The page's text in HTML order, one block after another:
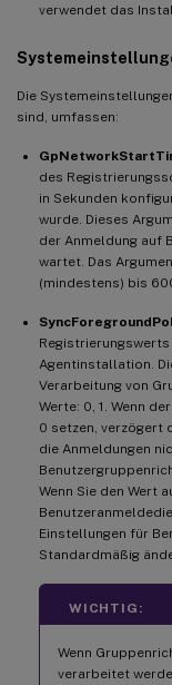
verwendet das
Die
sind, umfassen:
des
in Sekunden
wurde. Dieses
der Anmeldung auf
wartet. Das
(mindestens) bis
Agentinstallation.
Verarbeitung von
Werte: 0, 1. Wenn
0 setzen, verzögert
die Anmeldungen
Wenn Sie den Wert
Einstellungen für
Standardmäßig
WICHTIG:
Wenn
verarbeitet